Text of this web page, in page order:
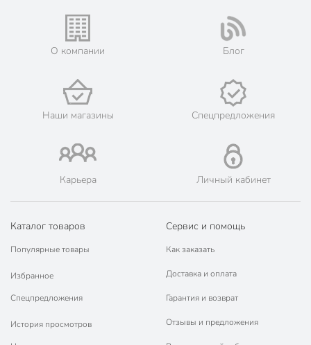
физических нагрузках.
Техническая информация
Страна производства
Россия
демисезонный
хлопок
полиамид
эластан
Пол
женский
Цвет
серый
Назначение
для дома
Особенности
О компании Блог
Наши магазины Спецпредложения
Карьера Личный кабинет
Каталог товаров
Популярные товары
Избранное
Спецпредложения
История просмотров
Сервис и помощь
Как заказать
Доставка и оплата
Гарантия и возврат
Отзывы и предложения